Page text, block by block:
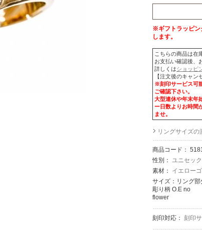
※ギフトラッピン
します。
こちらの商品は在
お支払い確認後、
詳しくはショッピ
【注文後のキャン
※刻印サービス可
ご確認下さい。
大型連休や年末年
ー日数よりお時間
ませ。
リングサイズの
商品コード：
性別： ユニセッ
素材： イエロー
サイズ：リング
彫り柄 O.E no
刻印対応： 刻印